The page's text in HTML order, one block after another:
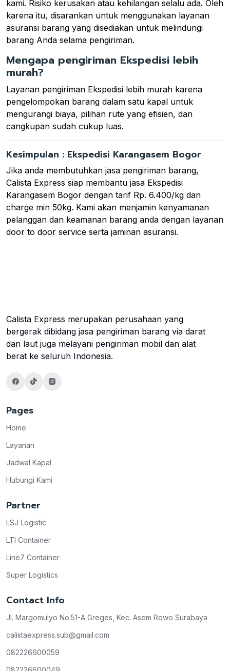
kami. Risiko kerusakan atau kehilangan selalu ada. Oleh
karena itu, disarankan untuk menggunakan layanan
asuransi barang yang disediakan untuk melindungi
barang Anda selama pengiriman.
Mengapa pengiriman Ekspedisi lebih
murah?
Layanan pengiriman Ekspedisi lebih murah karena
pengelompokan barang dalam satu kapal untuk
mengurangi biaya, pilihan rute yang efisien, dan
cangkupan sudah cukup luas.
Kesimpulan : Ekspedisi Karangasem Bogor
Jika anda membutuhkan jasa pengiriman barang,
Calista Express siap membantu jasa Ekspedisi
Karangasem Bogor dengan tarif Rp. 6.400/kg dan
charge min 50kg. Kami akan menjamin kenyamanan
pelanggan dan keamanan barang anda dengan layanan
door to door service serta jaminan asuransi.
Calista Express merupakan perusahaan yang
bergerak dibidang jasa pengiriman barang via darat
dan laut juga melayani pengiriman mobil dan alat
berat ke seluruh Indonesia.
Pages
Home
Layanan
Jadwal Kapal
Hubungi Kami
Partner
LSJ Logistic
LTI Container
Line7 Container
Super Logistics
Contact Info
Jl. Margomulyo No.51-A Greges, Kec. Asem Rowo Surabaya
calistaexpress.sub@gmail.com
082226600059